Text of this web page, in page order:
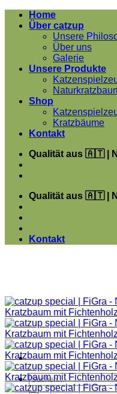
Zum
Inhalt
Home
Über catzup
Unsere
Über uns
Galerie
Unsere Produkte
Shop
Kratzbäume
Kontakt
Qualität aus 🇦🇹 |
Qualität aus 🇦🇹 |
Kontakt
Suchen
nach: